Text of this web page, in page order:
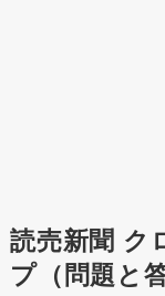
読売新聞 ク
プ（問題と